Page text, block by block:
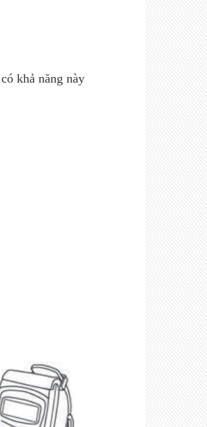
khả năng này